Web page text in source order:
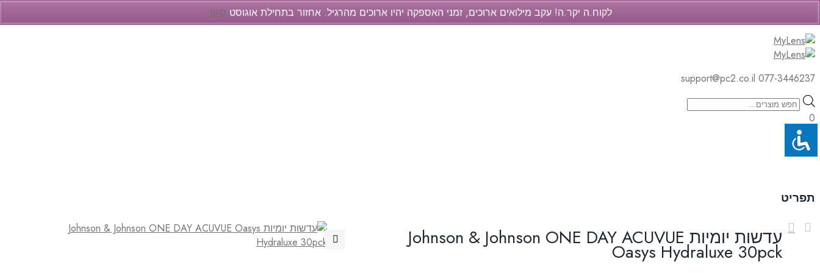
077-3446237
Products
search
0
Cart
content
תפריט
עדשות יומיות Johnson & Johnson ONE DAY ACUVUE
Oasys Hydraluxe 30pck
לקוח.ה יקר.ה! עקב מילואים ארוכים, זמני האספקה יהיו ארוכים מהרגיל. אחזור בתחילת אוגוסט סגור